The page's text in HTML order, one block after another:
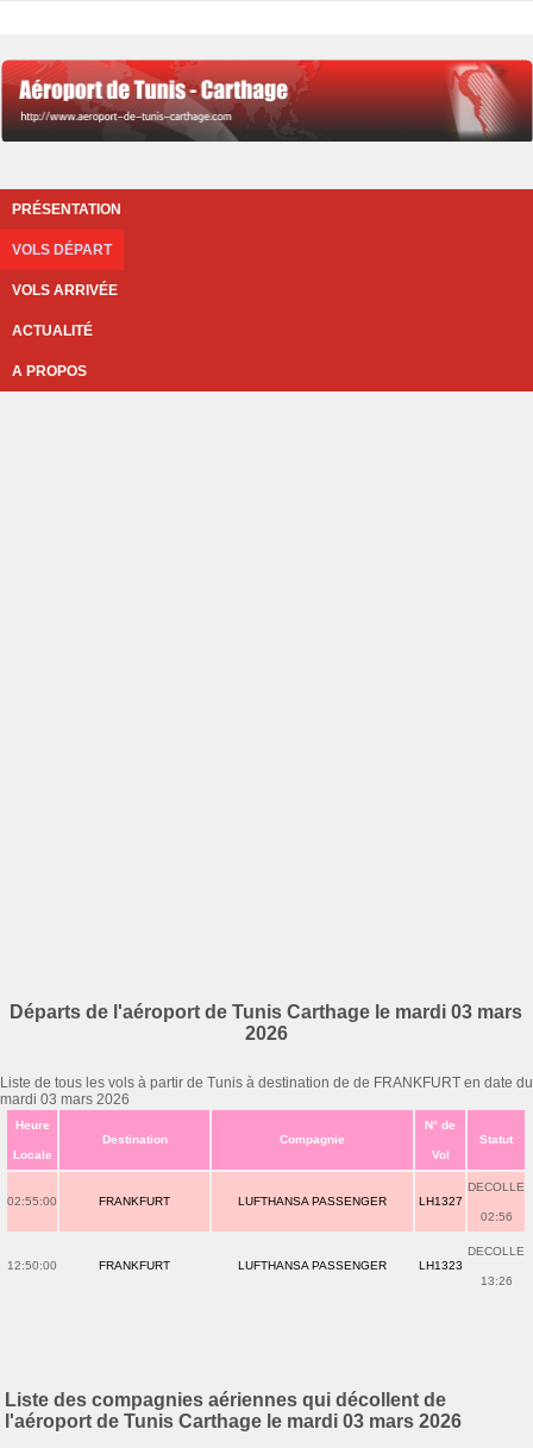
PRÉSENTATION
VOLS DÉPART
VOLS ARRIVÉE
ACTUALITÉ
A PROPOS
Départs de l'aéroport de Tunis Carthage le mardi 03 mars
2026
Liste de tous les vols à partir de Tunis à destination de de FRANKFURT en date du
mardi 03 mars 2026
Heure
Locale
Destination Compagnie
N° de
Vol
Statut
02:55:00 FRANKFURT LUFTHANSA PASSENGER LH1327
DECOLLE
02:56
12:50:00 FRANKFURT LUFTHANSA PASSENGER LH1323
DECOLLE
13:26
Liste des compagnies aériennes qui décollent de
l'aéroport de Tunis Carthage le mardi 03 mars 2026